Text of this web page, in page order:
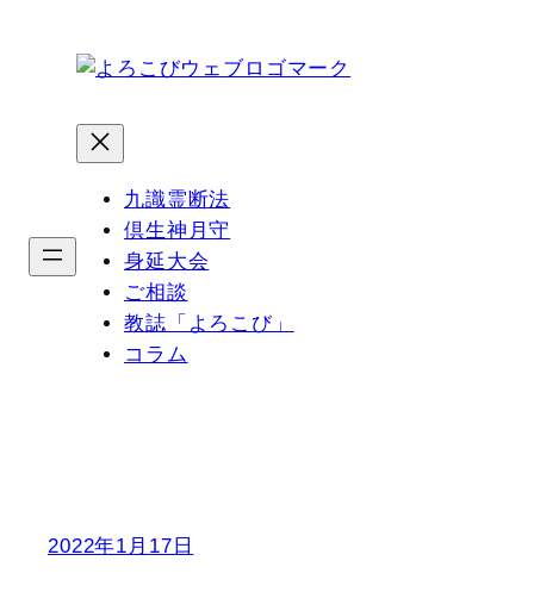
九識霊断法
倶生神月守
身延大会
ご相談
教誌「よろこび」
コラム
2022年1月17日